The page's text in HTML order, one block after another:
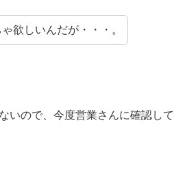
欲しいんだが・・・。
いので、今度営業さんに確認して